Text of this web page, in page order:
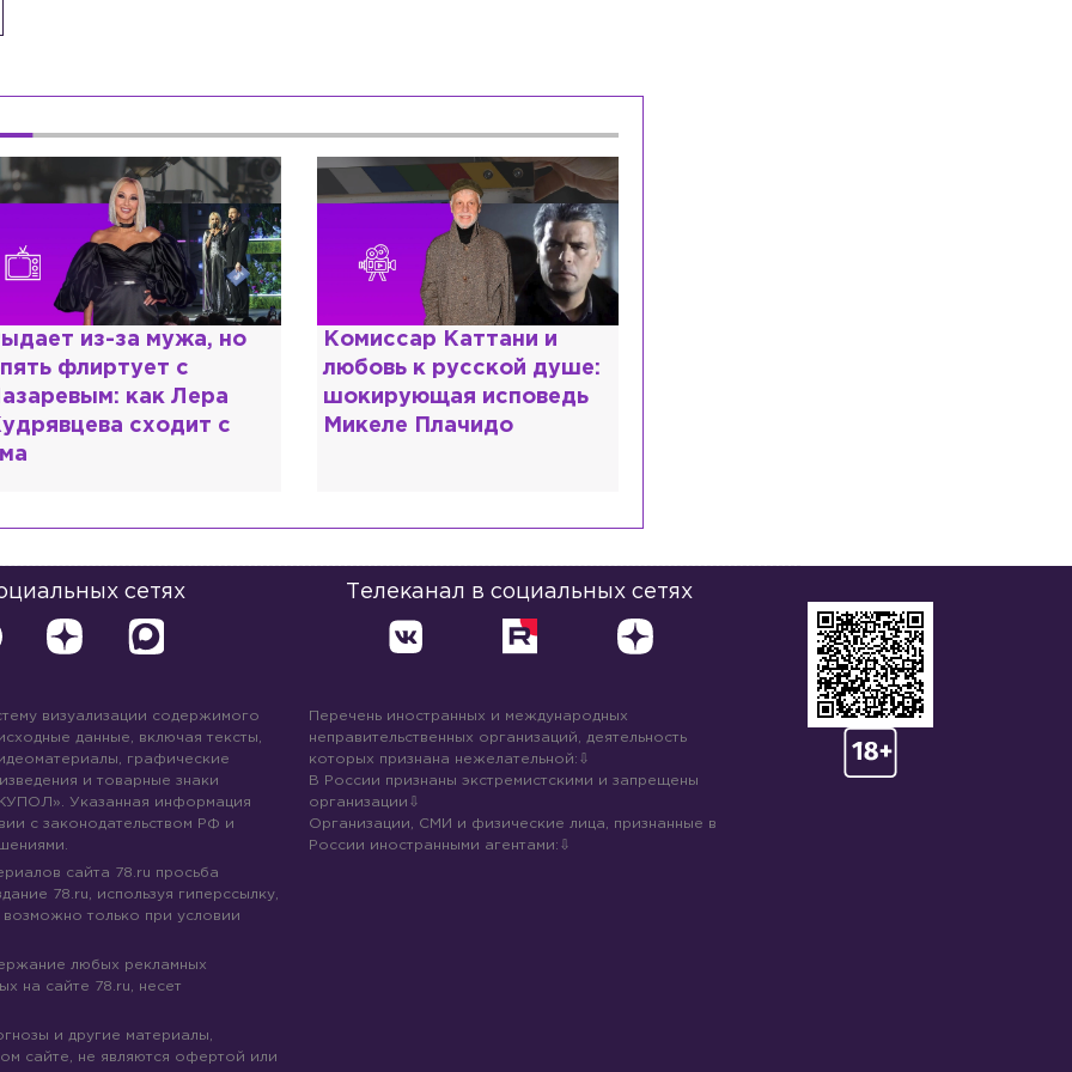
Каттани и
к русской душе:
исповедь
Плачидо
Специалист с напрасным
дипломом: почему мир
разочаровался в высшем
образовании?
сетях Телеканал в социальных сетях
визуализации содержимого
данные, включая тексты,
графические
и товарные знаки
Указанная информация
с законодательством РФ и
сайта 78.ru просьба
78.ru, используя гиперссылку,
возможно только при условии
любых рекламных
на сайте 78.ru, несет
и другие материалы,
сайте, не являются офертой или
Перечень иностранных и международных
неправительственных организаций, деятельность
которых признана нежелательной:
В России признаны экстремистскими и запрещены
организации
Организации, СМИ и физические лица, признанные в
России иностранными агентами: